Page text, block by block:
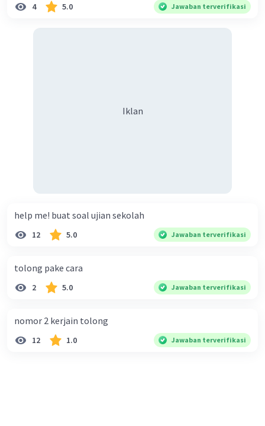
4 5.0 Jawaban terverifikasi
Iklan
help me! buat soal ujian sekolah
12 5.0 Jawaban terverifikasi
tolong pake cara
2 5.0 Jawaban terverifikasi
nomor 2 kerjain tolong
12 1.0 Jawaban terverifikasi